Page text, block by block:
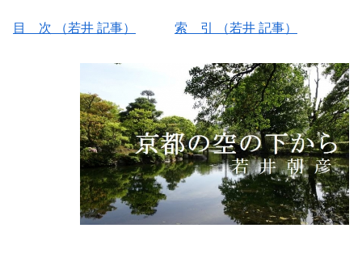
目 次 （若井 記事） 索 引 （若井 記事）